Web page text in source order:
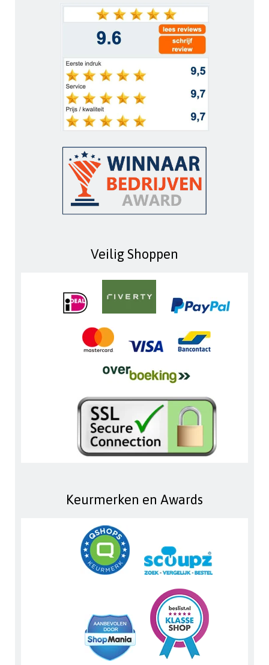
Veilig Shoppen
Keurmerken en Awards